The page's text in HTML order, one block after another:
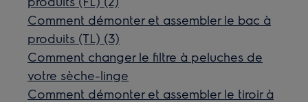
Comment démonter et assembler le bac à
produits (TL) (3)
Comment changer le filtre à peluches de
votre sèche-linge
Comment démonter et assembler le tiroir à